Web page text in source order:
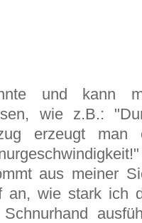
und kann
wie z.B.:
erzeugt man
aus meiner
an, wie stark ich